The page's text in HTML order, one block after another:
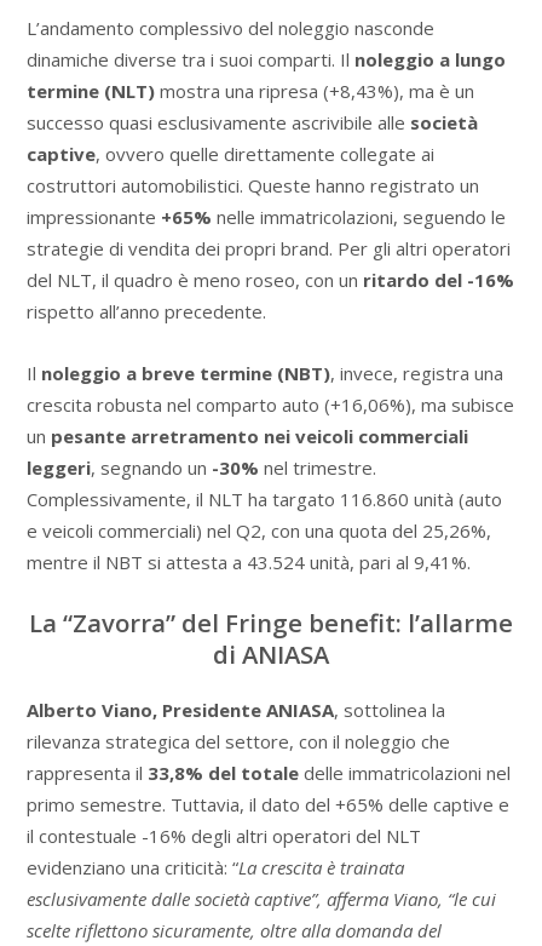
L’andamento complessivo del noleggio nasconde
dinamiche diverse tra i suoi comparti. Il noleggio a lungo
termine (NLT)mostra una ripresa (+8,43%), ma è un
successo quasi esclusivamente ascrivibile alle società
captive, ovvero quelle direttamente collegate ai
costruttori automobilistici. Queste hanno registrato un
impressionante +65% nelle immatricolazioni, seguendo le
strategie di vendita dei propri brand. Per gli altri operatori
del NLT, il quadro è meno roseo, con un ritardo del -16%
rispetto all’anno precedente.
Il noleggio a breve termine (NBT), invece, registra una
crescita robusta nel comparto auto (+16,06%), ma subisce
un pesante arretramento nei veicoli commerciali
leggeri, segnando un -30% nel trimestre.
Complessivamente, il NLT ha targato 116.860 unità (auto
e veicoli commerciali) nel Q2, con una quota del 25,26%,
mentre il NBT si attesta a 43.524 unità, pari al 9,41%.
La “Zavorra” del Fringe benefit: l’allarme
di ANIASA
Alberto Viano, Presidente ANIASA, sottolinea la
rilevanza strategica del settore, con il noleggio che
rappresenta il 33,8% del totaledelle immatricolazioni nel
primo semestre. Tuttavia, il dato del +65% delle captive e
il contestuale -16% degli altri operatori del NLT
evidenziano una criticità: “La crescita è trainata
esclusivamente dalle società captive”, afferma Viano, “le cui
scelte riflettono sicuramente, oltre alla domanda del